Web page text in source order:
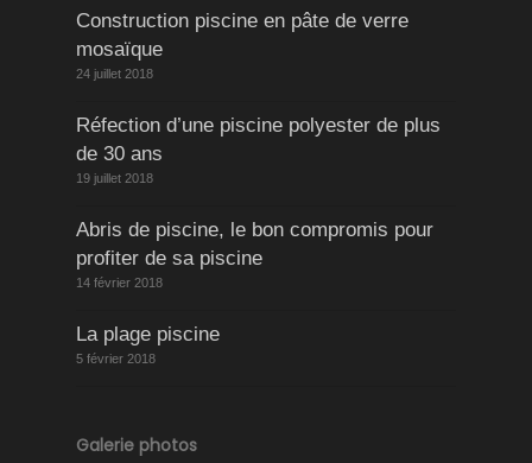
Construction piscine en pâte de verre
mosaïque
24 juillet 2018
Réfection d’une piscine polyester de plus
de 30 ans
19 juillet 2018
Abris de piscine, le bon compromis pour
profiter de sa piscine
14 février 2018
La plage piscine
5 février 2018
Galerie photos